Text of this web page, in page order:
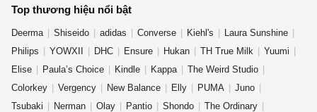
Top thương hiệu nổi bật
Deerma Shiseido adidas Converse Kiehl's
Laura Sunshine
Philips
YOWXII DHC Ensure Hukan TH True Milk
Yuumi
Elise
Paula’s Choice Kindle Kappa
The Weird Studio
Colorkey
Vergency New Balance Elly PUMA
Juno
Tsubaki
Nerman Olay Pantio Shondo
The Ordinary